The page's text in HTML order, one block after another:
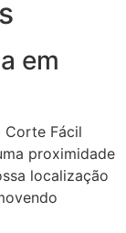
em
Corte Fácil
proximidade
localização